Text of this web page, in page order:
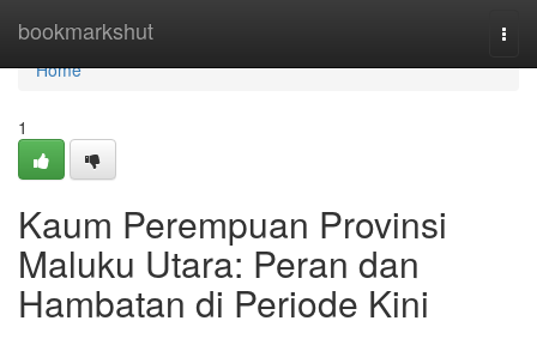
bookmarkshut
Home
Home
1
Kaum Perempuan Provinsi
Maluku Utara: Peran dan
Hambatan di Periode Kini